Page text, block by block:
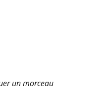
un morceau